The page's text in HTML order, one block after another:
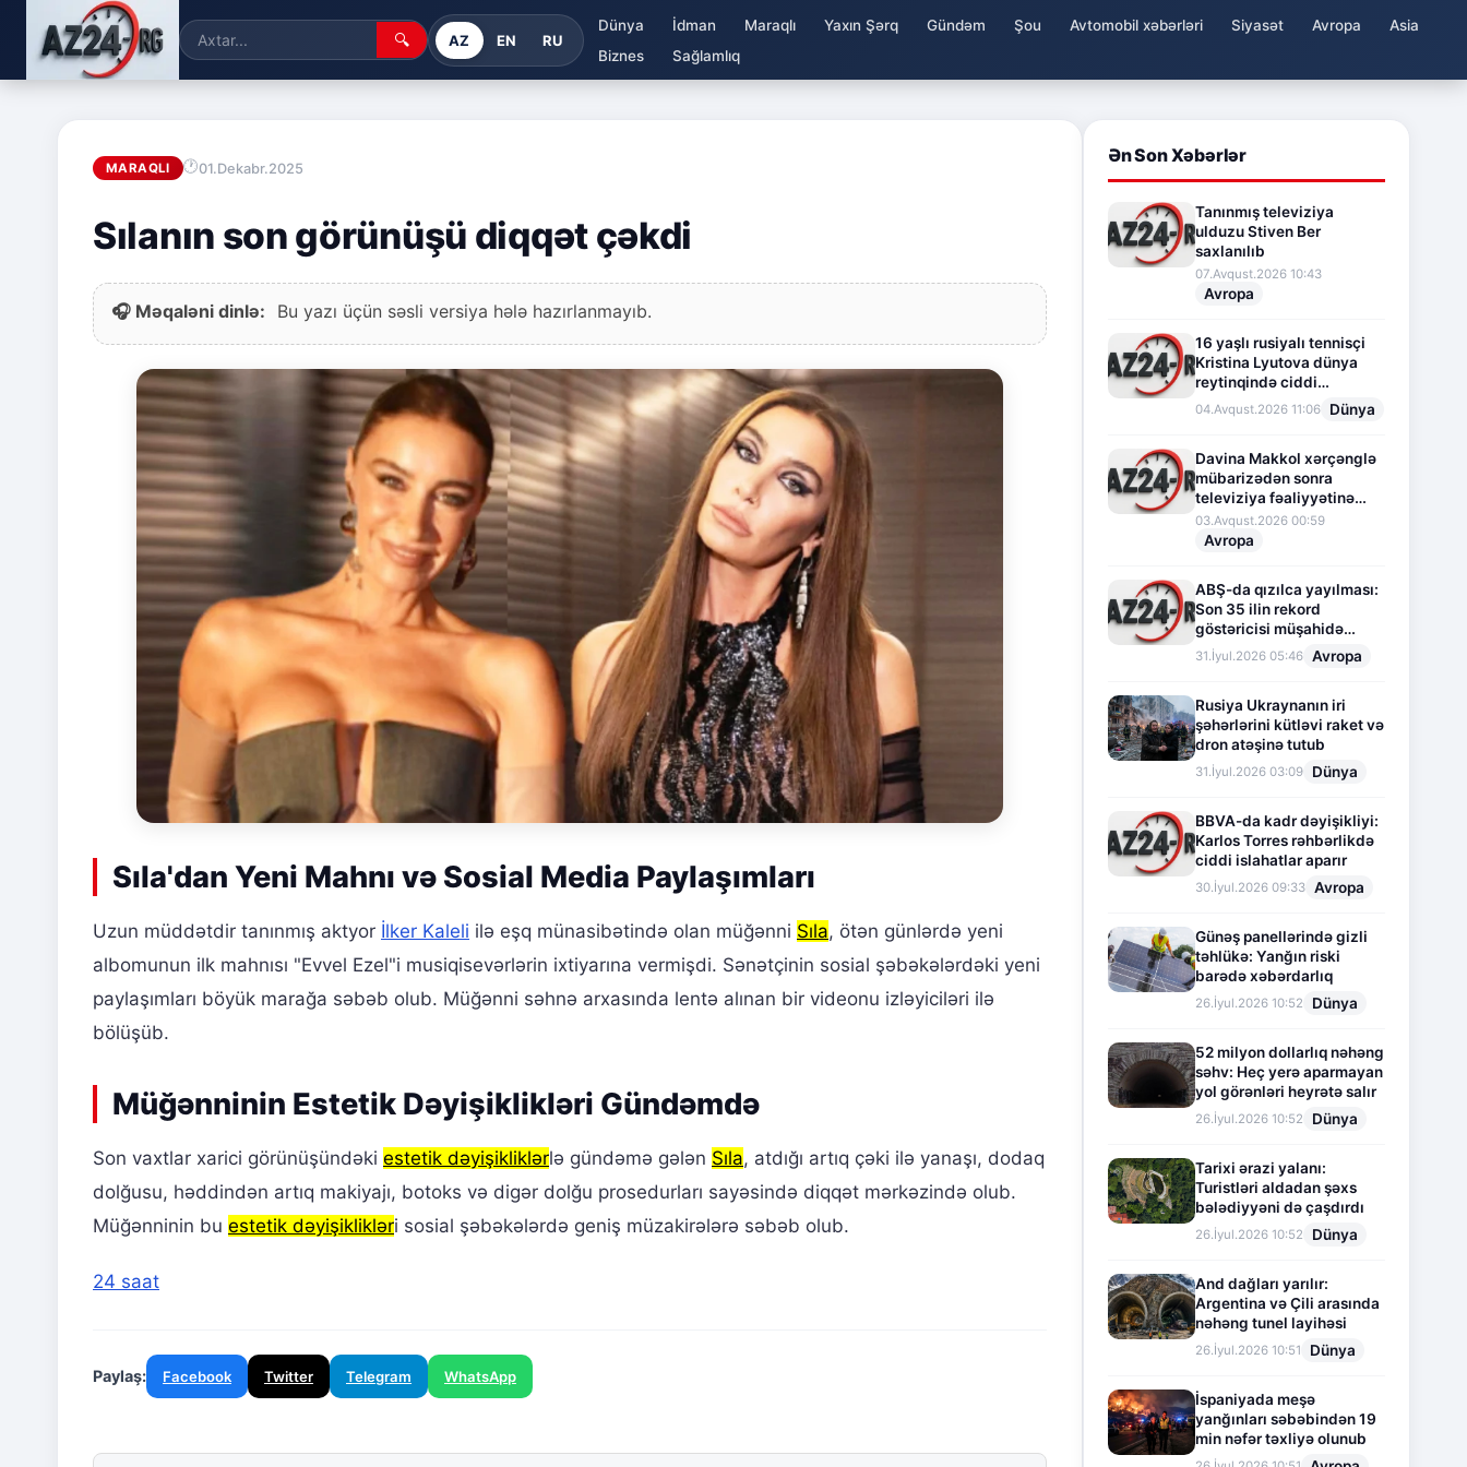
🔍 AZ EN RU
Dünya İdman Maraqlı Yaxın Şərq Gündəm Şou Avtomobil xəbərləri Siyasət Avropa
Asia
Biznes
Sağlamlıq
MARAQLI 01.Dekabr.2025
Sılanın son görünüşü diqqət çəkdi
🎧 Məqaləni dinlə: Bu yazı üçün səsli versiya hələ hazırlanmayıb.
Sıla'dan Yeni Mahnı və Sosial Media Paylaşımları
Uzun müddətdir tanınmış aktyor İlker Kaleli ilə eşq münasibətində olan müğənni Sıla, ötən günlərdə yeni
albomunun ilk mahnısı "Evvel Ezel"i musiqisevərlərin ixtiyarına vermişdi. Sənətçinin sosial şəbəkələrdəki yeni
paylaşımları böyük marağa səbəb olub. Müğənni səhnə arxasında lentə alınan bir videonu izləyiciləri ilə
bölüşüb.
Müğənninin Estetik Dəyişiklikləri Gündəmdə
Son vaxtlar xarici görünüşündəki estetik dəyişikliklərlə gündəmə gələn Sıla, atdığı artıq çəki ilə yanaşı, dodaq
dolğusu, həddindən artıq makiyajı, botoks və digər dolğu prosedurları sayəsində diqqət mərkəzində olub.
Müğənninin bu estetik dəyişiklikləri sosial şəbəkələrdə geniş müzakirələrə səbəb olub.
24 saat
Paylaş: Facebook Twitter Telegram WhatsApp
Ən Son Xəbərlər
Tanınmış televiziya
ulduzu Stiven Ber
saxlanılıb
07.Avqust.2026 10:43
Avropa
16 yaşlı rusiyalı tennisçi
Kristina Lyutova dünya
reytinqində ciddi
irəliləyişə imza atdı
04.Avqust.2026 11:06 Dünya
Davina Makkol xərçənglə
mübarizədən sonra
televiziya fəaliyyətinə
fasilə verir
03.Avqust.2026 00:59
Avropa
ABŞ-da qızılca yayılması:
Son 35 ilin rekord
göstəricisi müşahidə
olunur
31.İyul.2026 05:46 Avropa
Rusiya Ukraynanın iri
şəhərlərini kütləvi raket və
dron atəşinə tutub
31.İyul.2026 03:09 Dünya
BBVA-da kadr dəyişikliyi:
Karlos Torres rəhbərlikdə
ciddi islahatlar aparır
30.İyul.2026 09:33 Avropa
Günəş panellərində gizli
təhlükə: Yanğın riski
barədə xəbərdarlıq
26.İyul.2026 10:52 Dünya
52 milyon dollarlıq nəhəng
səhv: Heç yerə aparmayan
yol görənləri heyrətə salır
26.İyul.2026 10:52 Dünya
Tarixi ərazi yalanı:
Turistləri aldadan şəxs
bələdiyyəni də çaşdırdı
26.İyul.2026 10:52 Dünya
And dağları yarılır:
Argentina və Çili arasında
nəhəng tunel layihəsi
26.İyul.2026 10:51 Dünya
İspaniyada meşə
yanğınları səbəbindən 19
min nəfər təxliyə olunub